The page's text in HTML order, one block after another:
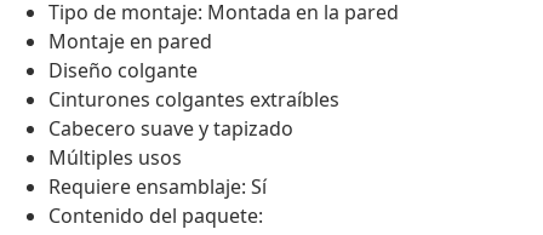
Tipo de montaje: Montada en la pared
Montaje en pared
Diseño colgante
Cinturones colgantes extraíbles
Cabecero suave y tapizado
Múltiples usos
Requiere ensamblaje: Sí
Contenido del paquete: